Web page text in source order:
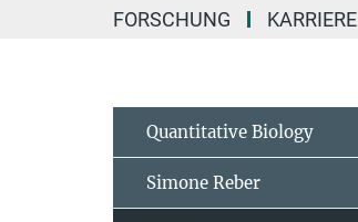
FORSCHUNG KARRIERE
Quantitative Biology
Simone Reber